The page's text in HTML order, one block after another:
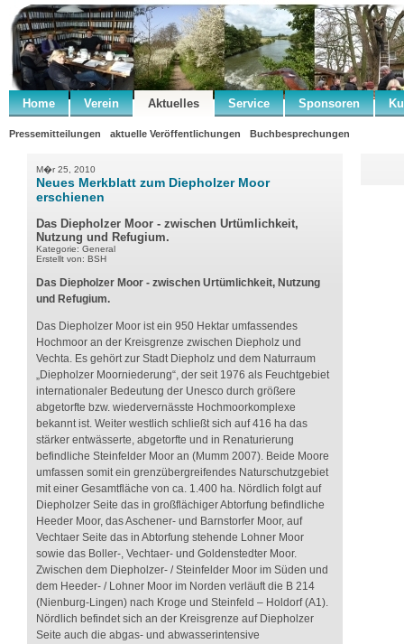
Home Verein Aktuelles Service Sponsoren
Pressemitteilungen aktuelle Veröffentlichungen Buchbesprechungen
M�r 25, 2010
Neues Merkblatt zum Diepholzer Moor
erschienen
Das Diepholzer Moor - zwischen Urtümlichkeit,
Nutzung und Refugium.
Kategorie: General
Erstellt von: BSH
Das Diepholzer Moor - zwischen Urtümlichkeit, Nutzung
und Refugium.
Das Diepholzer Moor ist ein 950 Hektar umfassendes
Hochmoor an der Kreisgrenze zwischen Diepholz und
Vechta. Es gehört zur Stadt Diepholz und dem Naturraum
„Diepholzer Moorniederung“, der seit 1976 als Feuchtgebiet
internationaler Bedeutung der Unesco durch größere
abgetorfte bzw. wiedervernässte Hochmoorkomplexe
bekannt ist. Weiter westlich schließt sich auf 416 ha das
stärker entwässerte, abgetorfte und in Renaturierung
befindliche Steinfelder Moor an (Mumm 2007). Beide Moore
umfassen somit ein grenzübergreifendes Naturschutzgebiet
mit einer Gesamtfläche von ca. 1.400 ha. Nördlich folgt auf
Diepholzer Seite das in großflächiger Abtorfung befindliche
Heeder Moor, das Aschener- und Barnstorfer Moor, auf
Vechtaer Seite das in Abtorfung stehende Lohner Moor
sowie das Boller-, Vechtaer- und Goldenstedter Moor.
Zwischen dem Diepholzer- / Steinfelder Moor im Süden und
dem Heeder- / Lohner Moor im Norden verläuft die B 214
(Nienburg-Lingen) nach Kroge und Steinfeld – Holdorf (A1).
Nördlich befindet sich an der Kreisgrenze auf Diepholzer
Seite auch die abgas- und abwasserintensive